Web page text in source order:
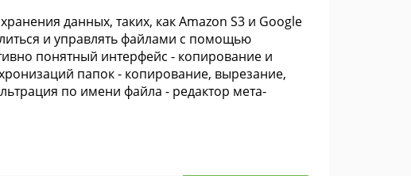
данных, таких, как Amazon S3 и Google
и управлять файлами с помощью
понятный интерфейс - копирование и
папок - копирование, вырезание,
по имени файла - редактор мета-